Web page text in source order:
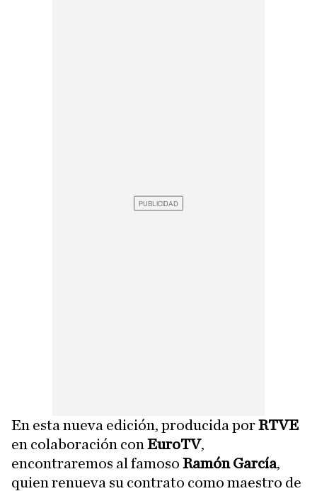
En esta nueva edición, producida porRTVE
en colaboración con EuroTV,
encontraremos al famoso Ramón García,
quien renueva su contrato como maestro de